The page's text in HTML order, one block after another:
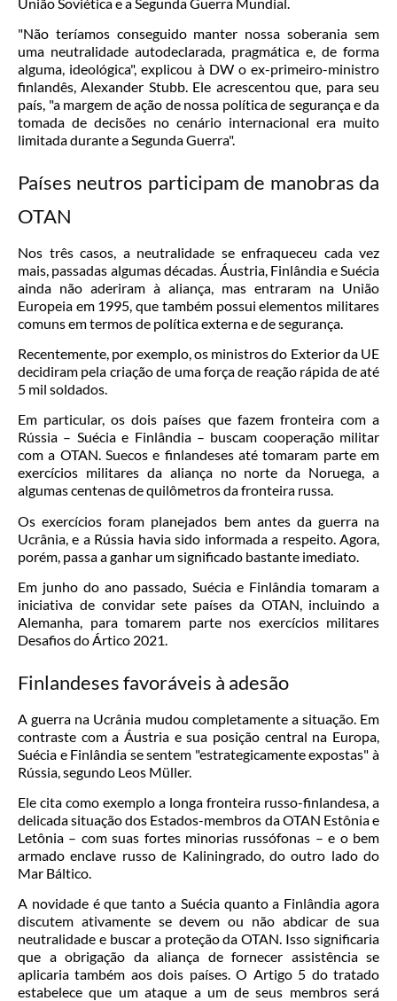
"Não teríamos conseguido manter nossa soberania sem
uma neutralidade autodeclarada, pragmática e, de forma
alguma, ideológica", explicou à DW o ex-primeiro-ministro
finlandês, Alexander Stubb. Ele acrescentou que, para seu
país, "a margem de ação de nossa política de segurança e da
tomada de decisões no cenário internacional era muito
limitada durante a Segunda Guerra".
Países neutros participam de manobras da
OTAN
Nos três casos, a neutralidade se enfraqueceu cada vez
mais, passadas algumas décadas. Áustria, Finlândia e Suécia
ainda não aderiram à aliança, mas entraram na União
Europeia em 1995, que também possui elementos militares
comuns em termos de política externa e de segurança.
Recentemente, por exemplo, os ministros do Exterior da UE
decidiram pela criação de uma força de reação rápida de até
5 mil soldados.
Em particular, os dois países que fazem fronteira com a
Rússia – Suécia e Finlândia – buscam cooperação militar
com a OTAN. Suecos e finlandeses até tomaram parte em
exercícios militares da aliança no norte da Noruega, a
algumas centenas de quilômetros da fronteira russa.
Os exercícios foram planejados bem antes da guerra na
Ucrânia, e a Rússia havia sido informada a respeito. Agora,
porém, passa a ganhar um significado bastante imediato.
Em junho do ano passado, Suécia e Finlândia tomaram a
iniciativa de convidar sete países da OTAN, incluindo a
Alemanha, para tomarem parte nos exercícios militares
Desafios do Ártico 2021.
Finlandeses favoráveis à adesão
A guerra na Ucrânia mudou completamente a situação. Em
contraste com a Áustria e sua posição central na Europa,
Suécia e Finlândia se sentem "estrategicamente expostas" à
Rússia, segundo Leos Müller.
Ele cita como exemplo a longa fronteira russo-finlandesa, a
delicada situação dos Estados-membros da OTAN Estônia e
Letônia – com suas fortes minorias russófonas – e o bem
armado enclave russo de Kaliningrado, do outro lado do
Mar Báltico.
A novidade é que tanto a Suécia quanto a Finlândia agora
discutem ativamente se devem ou não abdicar de sua
neutralidade e buscar a proteção da OTAN. Isso significaria
que a obrigação da aliança de fornecer assistência se
aplicaria também aos dois países. O Artigo 5 do tratado
estabelece que um ataque a um de seus membros será